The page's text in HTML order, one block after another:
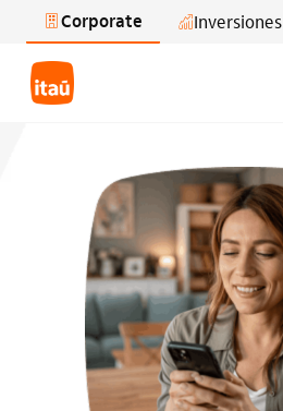
Saltar al contenido principal
Corporate Inversiones